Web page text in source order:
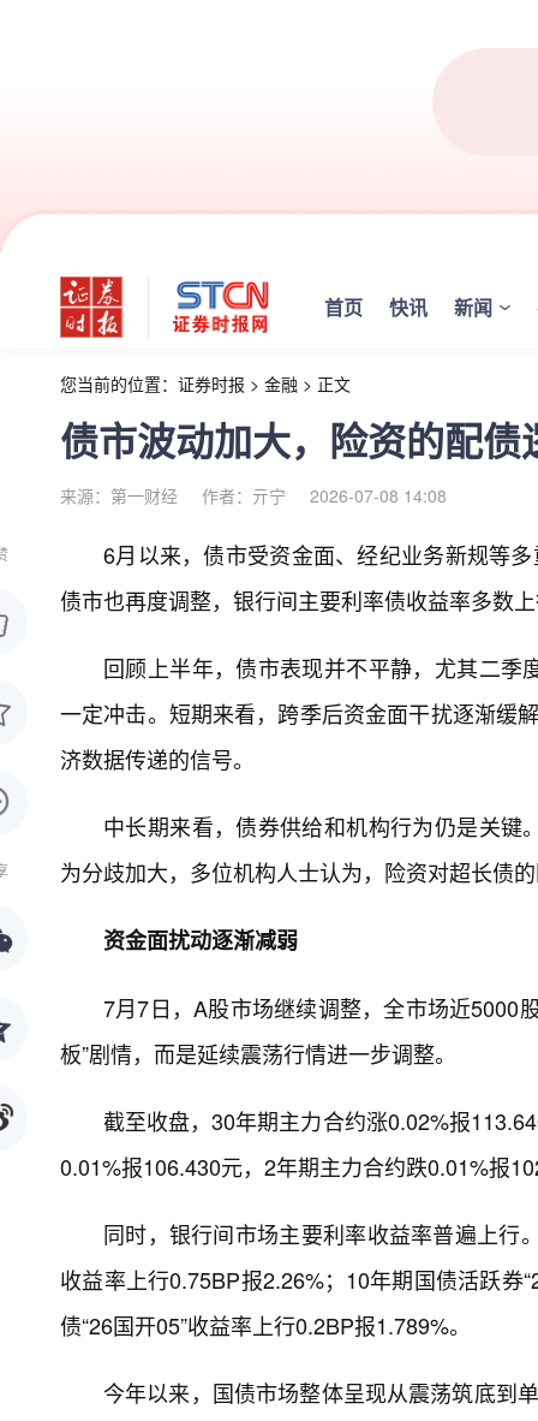
首页 快讯 新闻
您当前的位置： 证券时报 > 金融 > 正文
债市波动加大，险资的配债
来源：第一财经 作者：亓宁 2026-07-08 14:08
6月以来，债市受资金面、经纪业务新规等
债市也再度调整，银行间主要利率债收益率多数
回顾上半年，债市表现并不平静，尤其二
一定冲击。短期来看，跨季后资金面干扰逐渐缓
济数据传递的信号。
中长期来看，债券供给和机构行为仍是关
为分歧加大，多位机构人士认为，险资对超长债
资金面扰动逐渐减弱
7月7日，A股市场继续调整，全市场近5000
板”剧情，而是延续震荡行情进一步调整。
截至收盘，30年期主力合约涨0.02%报
0.01%报106.430元，2年期主力合约跌0.01%报
同时，银行间市场主要利率收益率普遍上行
收益率上行0.75BP报2.26%；10年期国债活跃券
债“26国开05”收益率上行0.2BP报1.789%。
今年以来，国债市场整体呈现从震荡筑底到